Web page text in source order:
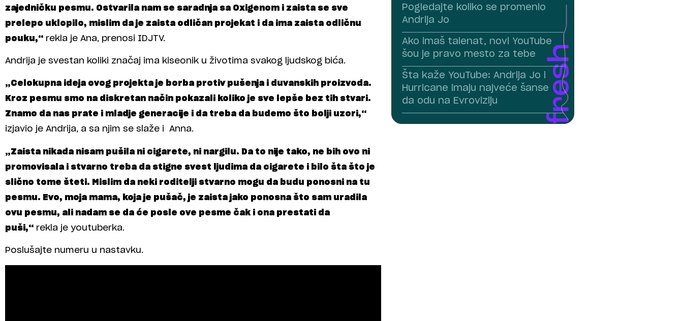
zajedničku pesmu. Ostvarila nam se saradnja sa Oxigenom i zaista se sve
prelepo uklopilo, mislim da je zaista odličan projekat i da ima zaista odličnu
pouku,“ rekla je Ana, prenosi IDJTV.
Andrija je svestan koliki značaj ima kiseonik u životima svakog ljudskog bića.
„Celokupna ideja ovog projekta je borba protiv pušenja i duvanskih proizvoda.
Kroz pesmu smo na diskretan način pokazali koliko je sve lepše bez tih stvari.
Znamo da nas prate i mladje generacije i da treba da budemo što bolji uzori,“
izjavio je Andrija, a sa njim se slaže i Anna.
„Zaista nikada nisam pušila ni cigarete, ni nargilu. Da to nije tako, ne bih ovo ni
promovisala i stvarno treba da stigne svest ljudima da cigarete i bilo šta što je
slično tome šteti. Mislim da neki roditelji stvarno mogu da budu ponosni na tu
pesmu. Evo, moja mama, koja je pušač, je zaista jako ponosna što sam uradila
ovu pesmu, ali nadam se da će posle ove pesme čak i ona prestati da
puši,“ rekla je youtuberka.
Poslušajte numeru u nastavku.
Pogledajte koliko se promenio
Andrija Jo
Ako imaš talenat, novi YouTube
šou je pravo mesto za tebe
Šta kaže YouTube: Andrija Jo i
Hurricane imaju najveće šanse
da odu na Evroviziju